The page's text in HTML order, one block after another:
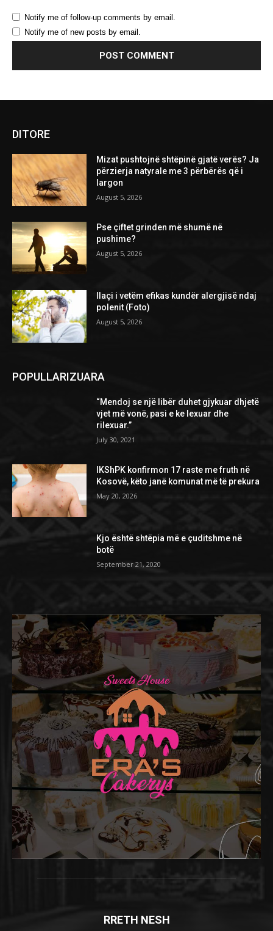
Notify me of follow-up comments by email.
Notify me of new posts by email.
DITORE
Mizat pushtojnë shtëpinë gjatë verës? Ja
përzierja natyrale me 3 përbërës që i
largon
August 5, 2026
Pse çiftet grinden më shumë në
pushime?
August 5, 2026
Ilaçi i vetëm efikas kundër alergjisë ndaj
polenit (Foto)
August 5, 2026
POPULLARIZUARA
“Mendoj se një libër duhet gjykuar dhjetë
vjet më vonë, pasi e ke lexuar dhe
rilexuar.”
July 30, 2021
IKShPK konfirmon 17 raste me fruth në
Kosovë, këto janë komunat më të prekura
May 20, 2026
Kjo është shtëpia më e çuditshme në
botë
September 21, 2020
RRETH NESH